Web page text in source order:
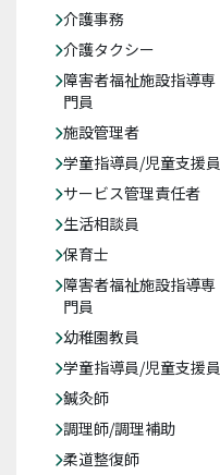
介護事務
介護タクシー
障害者福祉施設指導専
門員
施設管理者
学童指導員/児童支援員
サービス管理責任者
生活相談員
保育士
障害者福祉施設指導専
門員
幼稚園教員
学童指導員/児童支援員
鍼灸師
調理師/調理補助
柔道整復師